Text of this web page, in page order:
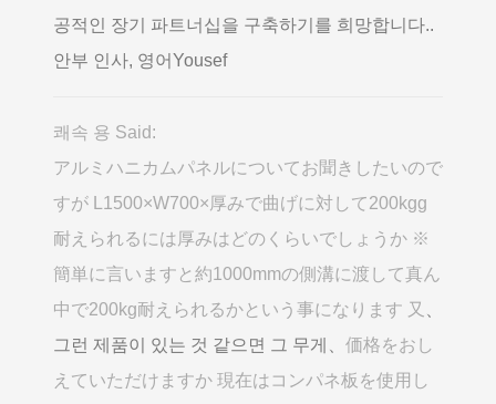
공적인 장기 파트너십을 구축하기를 희망합니다..
안부 인사, 영어Yousef
쾌속 용 Said:
アルミハニカムパネルについてお聞きしたいので
すが L1500×W700×厚みで曲げに対して200kgg
耐えられるには厚みはどのくらいでしょうか ※
簡単に言いますと約1000mmの側溝に渡して真ん
中で200kg耐えられるかという事になります 又
그런 제품이 있는 것 같으면 그 무게、 価格をおし
えていただけますか 現在はコンパネ板を使用し